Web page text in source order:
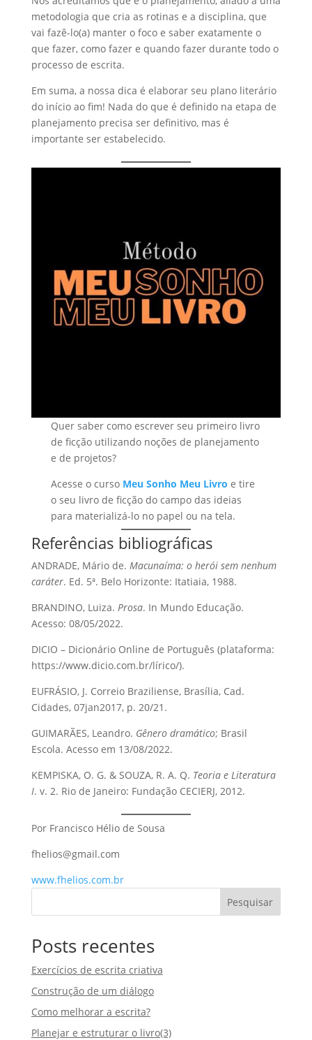
metodologia que cria as rotinas e a disciplina, que
vai fazê-lo(a) manter o foco e saber exatamente o
que fazer, como fazer e quando fazer durante todo o
processo de escrita.
Em suma, a nossa dica é elaborar seu plano literário
do início ao fim! Nada do que é definido na etapa de
planejamento precisa ser definitivo, mas é
importante ser estabelecido.
Quer saber como escrever seu primeiro livro
de ficção utilizando noções de planejamento
e de projetos?
Acesse o curso Meu Sonho Meu Livro e tire
o seu livro de ficção do campo das ideias
para materializá-lo no papel ou na tela.
Referências bibliográficas
ANDRADE, Mário de. Macunaíma: o herói sem nenhum
caráter. Ed. 5ª. Belo Horizonte: Itatiaia, 1988.
BRANDINO, Luiza. Prosa. In Mundo Educação.
Acesso: 08/05/2022.
DICIO – Dicionário Online de Português (plataforma:
https://www.dicio.com.br/lírico/).
EUFRÁSIO, J. Correio Braziliense, Brasília, Cad.
Cidades, 07jan2017, p. 20/21.
GUIMARÃES, Leandro. Gênero dramático; Brasil
Escola. Acesso em 13/08/2022.
KEMPISKA, O. G. & SOUZA, R. A. Q. Teoria e Literatura
I. v. 2. Rio de Janeiro: Fundação CECIERJ, 2012.
Por Francisco Hélio de Sousa
fhelios@gmail.com
www.fhelios.com.br
Pesquisar
Posts recentes
Exercícios de escrita criativa
Construção de um diálogo
Como melhorar a escrita?
Planejar e estruturar o livro(3)